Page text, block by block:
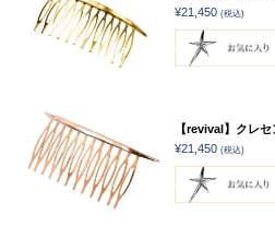
¥21,450 (税込)
【revival】クレ
¥21,450 (税込)